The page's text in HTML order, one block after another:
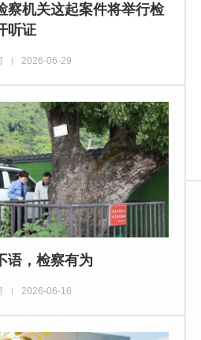
察机关这起案件将举行检
听证
| 2026-06-29
语，检察有为
2026-06-16